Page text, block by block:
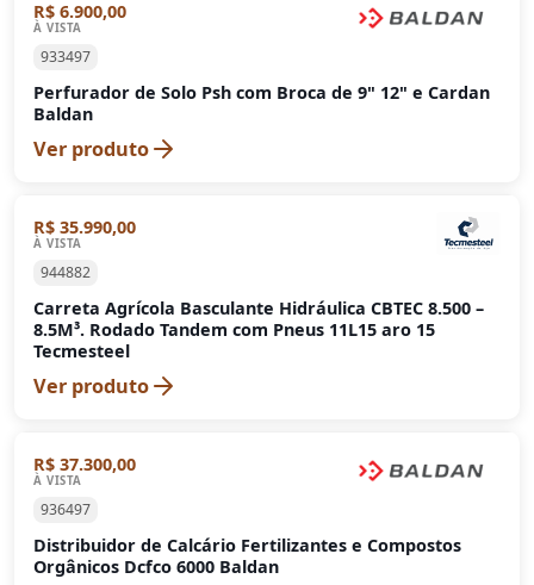
R$ 6.900,00
À VISTA
933497
Perfurador de Solo Psh com Broca de 9" 12" e Cardan
Baldan
Ver produto
R$ 35.990,00
À VISTA
944882
Carreta Agrícola Basculante Hidráulica CBTEC 8.500 –
8.5M³. Rodado Tandem com Pneus 11L15 aro 15
Tecmesteel
Ver produto
R$ 37.300,00
À VISTA
936497
Distribuidor de Calcário Fertilizantes e Compostos
Orgânicos Dcfco 6000 Baldan